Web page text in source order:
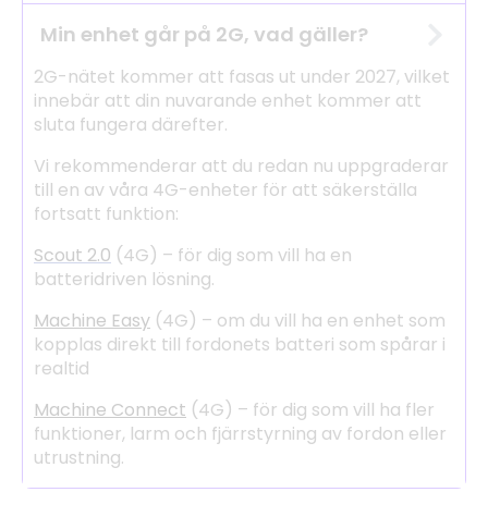
Min enhet går på 2G, vad gäller?
2G-nätet kommer att fasas ut under 2027, vilket
innebär att din nuvarande enhet kommer att
sluta fungera därefter.
Vi rekommenderar att du redan nu uppgraderar
till en av våra 4G-enheter för att säkerställa
fortsatt funktion:
Scout 2.0 (4G) – för dig som vill ha en
batteridriven lösning.
Machine Easy (4G) – om du vill ha en enhet som
kopplas direkt till fordonets batteri som spårar i
realtid
Machine Connect (4G) – för dig som vill ha fler
funktioner, larm och fjärrstyrning av fordon eller
utrustning.